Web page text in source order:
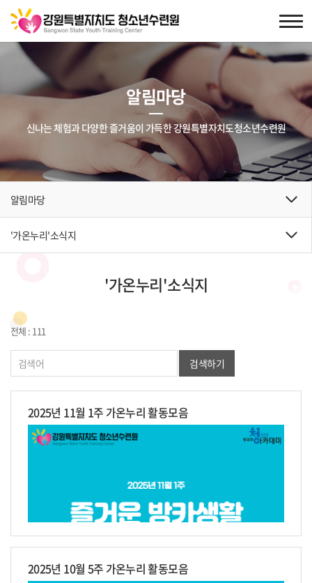
알림마당
신나는 체험과 다양한 즐거움이 가득한 강원특별자치도청소년수련원
알림마당
'가온누리'소식지
'가온누리'소식지
전체 : 111
검색하기
2025년 11월 1주 가온누리 활동모음
2025년 10월 5주 가온누리 활동모음